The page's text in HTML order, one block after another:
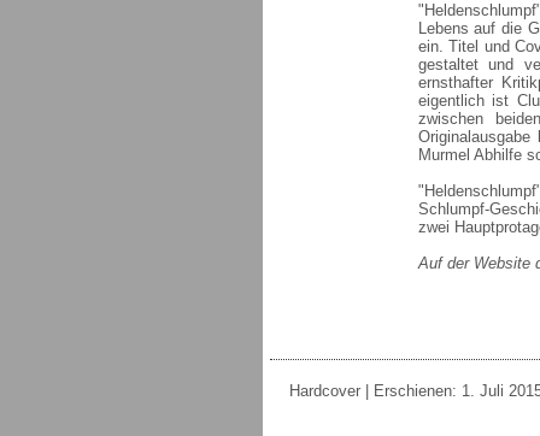
Lebens auf die
ein. Titel und
gestaltet und
ernsthafter
eigentlich ist
zwischen
Murmel Abhilfe
Schlumpf-
zwei
Auf der Website
Hardcover | Erschienen: 1. Juli